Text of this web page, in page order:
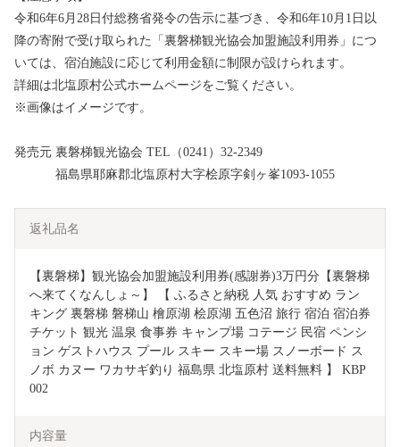
令和6年6月28日付総務省発令の告示に基づき、令和6年10月1日以
降の寄附で受け取られた「裏磐梯観光協会加盟施設利用券」につ
いては、宿泊施設に応じて利用金額に制限が設けられます。
詳細は北塩原村公式ホームページをご覧ください。
※画像はイメージです。
発売元 裏磐梯観光協会 TEL（0241）32-2349
福島県耶麻郡北塩原村大字桧原字剣ヶ峯1093-1055
返礼品名
【裏磐梯】観光協会加盟施設利用券(感謝券)3万円分【裏磐梯
へ来てくなんしょ～】 【 ふるさと納税 人気 おすすめ ラン
キング 裏磐梯 磐梯山 檜原湖 桧原湖 五色沼 旅行 宿泊 宿泊券
チケット 観光 温泉 食事券 キャンプ場 コテージ 民宿 ペンシ
ョン ゲストハウス プール スキー スキー場 スノーボード ス
ノボ カヌー ワカサギ釣り 福島県 北塩原村 送料無料 】 KBP
002
内容量